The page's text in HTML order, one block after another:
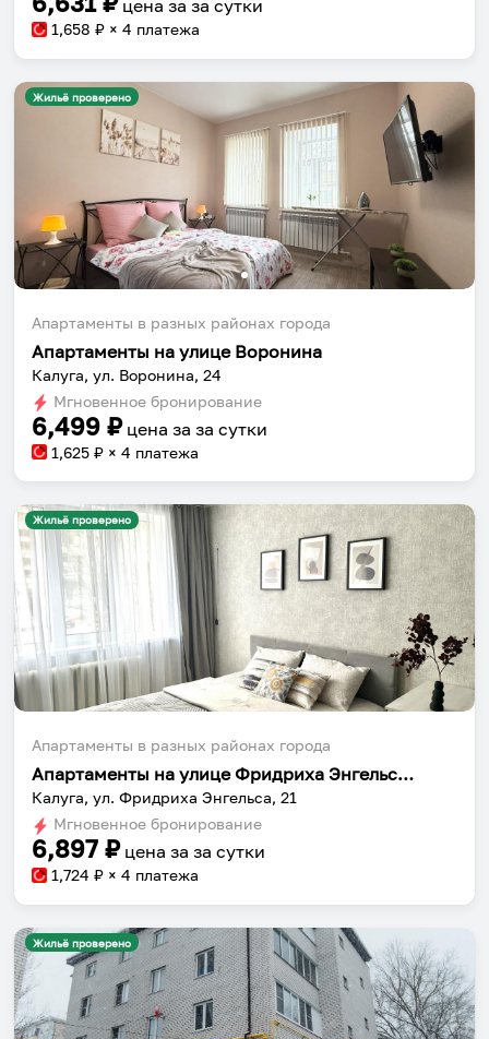
цена за за сутки
1,658 ₽ × 4 платежа
Жильё проверено
Апартаменты в разных районах города
Апартаменты на улице Воронина
Калуга, ул. Воронина, 24
Мгновенное бронирование
6,499 ₽ цена за за сутки
1,625 ₽ × 4 платежа
Жильё проверено
Апартаменты в разных районах города
Апартаменты на улице Фридриха Энгельса 21
Калуга, ул. Фридриха Энгельса, 21
Мгновенное бронирование
6,897 ₽ цена за за сутки
1,724 ₽ × 4 платежа
Жильё проверено